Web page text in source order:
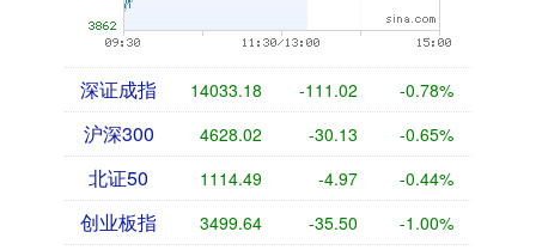
深证成指 14033.18 -111.02 -0.78%
沪深300 4628.02 -30.13 -0.65%
北证50 1114.49 -4.97 -0.44%
创业板指 3499.64 -35.50 -1.00%